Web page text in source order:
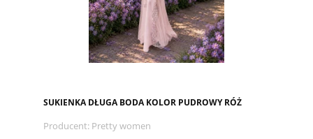
SUKIENKA DŁUGA BODA KOLOR PUDROWY RÓŻ
Producent: Pretty women